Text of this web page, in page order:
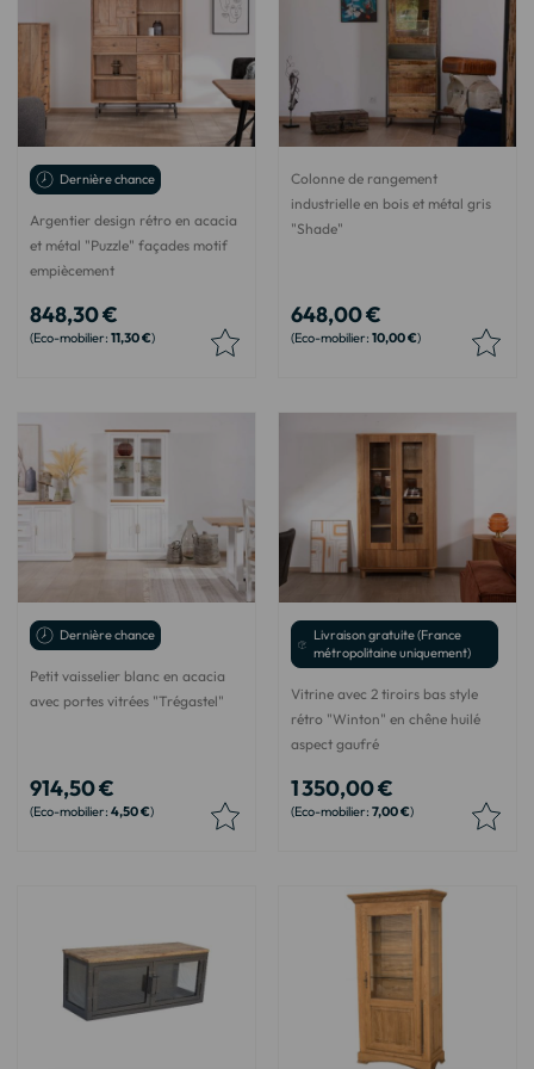
Dernière chance
Argentier design rétro en acacia
et métal "Puzzle" façades motif
empiècement
848,30 €
11,30 €
Colonne de rangement
industrielle en bois et métal gris
"Shade"
648,00 €
10,00 €
Dernière chance
Petit vaisselier blanc en acacia
avec portes vitrées "Trégastel"
914,50 €
4,50 €
Livraison gratuite (France
métropolitaine uniquement)
Vitrine avec 2 tiroirs bas style
rétro "Winton" en chêne huilé
aspect gaufré
1 350,00 €
7,00 €